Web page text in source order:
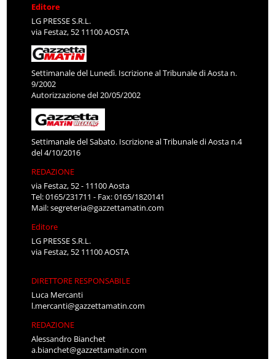
Editore
LG PRESSE S.R.L.
via Festaz, 52 11100 AOSTA
Settimanale del Lunedì. Iscrizione al Tribunale di Aosta n.
9/2002
Autorizzazione del 20/05/2002
Settimanale del Sabato. Iscrizione al Tribunale di Aosta n.4
del 4/10/2016
REDAZIONE
via Festaz, 52 - 11100 Aosta
Tel: 0165/231711 - Fax: 0165/1820141
Mail:segreteria@gazzettamatin.com
Editore
LG PRESSE S.R.L.
via Festaz, 52 11100 AOSTA
DIRETTORE RESPONSABILE
Luca Mercanti
l.mercanti@gazzettamatin.com
REDAZIONE
Alessandro Bianchet
a.bianchet@gazzettamatin.com